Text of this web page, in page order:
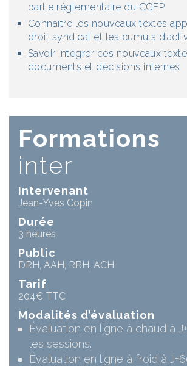
partie réglementaire du CGFP
Connaître les nouveaux textes
droit syndical et les cumuls
Savoir intégrer ces nouveaux
documents et décisions internes
Formations
inter
Intervenant
Jean-Yves Copin
Durée
3 heures
Public
DRH, AAH, RRH, ACH
Tarif
204€ TTC
Modalités d’évaluation
Évaluation en ligne à chaud à
les sessions.
Évaluation en ligne à froid à